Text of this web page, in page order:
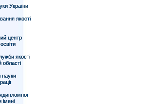
України
якості
центр
якості
області
науки
імені